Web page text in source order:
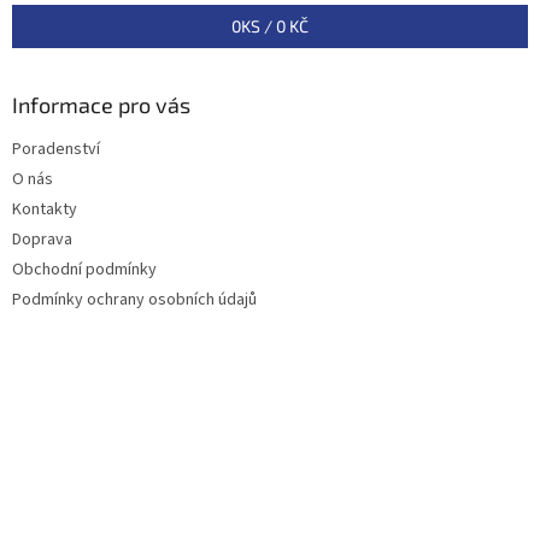
0KS / 0 KČ
Informace pro vás
Poradenství
O nás
Kontakty
Doprava
Obchodní podmínky
Podmínky ochrany osobních údajů